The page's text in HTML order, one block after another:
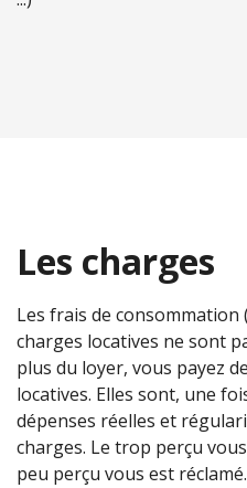
Les charges
Les frais de consommation
charges locatives ne sont
plus du loyer, vous payez
locatives. Elles sont, une
dépenses réelles et
charges. Le trop perçu
peu perçu vous est réclamé.